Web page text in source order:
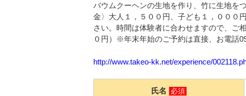
バウムクーヘンの生地を作り、竹に生地を
金〉大人１，５００円、子ども１，００
さい。時間は体験者に合わせますので、ご
０円）※年末年始のご予約は直接、お電話
http://www.takeo-kk.net/experience/
氏名 必須